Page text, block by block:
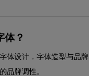
体？
体设计，字体造型与品
品牌调性。